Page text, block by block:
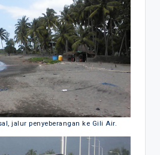
jalur penyeberangan ke Gili Air.